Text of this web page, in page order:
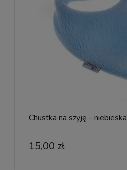
Chustka na szyję - niebieska
15,00 zł